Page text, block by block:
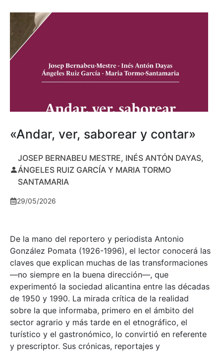
«Andar, ver, saborear y contar»
JOSEP BERNABEU MESTRE, INÉS ANTÓN DAYAS,
ÁNGELES RUIZ GARCÍA Y MARIA TORMO
SANTAMARIA
29/05/2026
De la mano del reportero y periodista Antonio
González Pomata (1926-1996), el lector conocerá las
claves que explican muchas de las transformaciones
—no siempre en la buena dirección—, que
experimentó la sociedad alicantina entre las décadas
de 1950 y 1990. La mirada crítica de la realidad
sobre la que informaba, primero en el ámbito del
sector agrario y más tarde en el etnográfico, el
turístico y el gastronómico, lo convirtió en referente
y prescriptor. Sus crónicas, reportajes y